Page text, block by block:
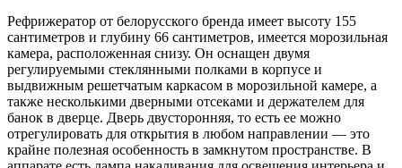
Рефрижератор от белорусского бренда имеет высоту 155
сантиметров и глубину 66 сантиметров, имеется морозильная
камера, расположенная снизу. Он оснащен двумя
регулируемыми стеклянными полками в корпусе и
выдвижным решетчатым каркасом в ​​морозильной камере, а
также несколькими дверными отсеками и держателем для
банок в дверце. Дверь двусторонняя, то есть ее можно
отрегулировать для открытия в любом направлении — это
крайне полезная особенность в замкнутом пространстве. В